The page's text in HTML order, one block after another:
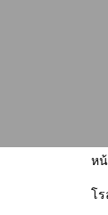
ห
โ